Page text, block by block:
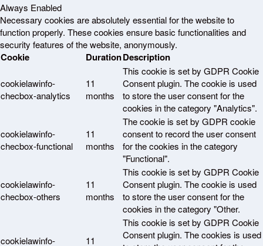
Always Enabled
Necessary cookies are absolutely essential for the website to
function properly. These cookies ensure basic functionalities and
security features of the website, anonymously.
Cookie DurationDescription
cookielawinfo-
checbox-analytics
11
months
This cookie is set by GDPR Cookie
Consent plugin. The cookie is used
to store the user consent for the
cookies in the category "Analytics".
cookielawinfo-
checbox-functional
11
months
The cookie is set by GDPR cookie
consent to record the user consent
for the cookies in the category
"Functional".
cookielawinfo-
checbox-others
11
months
This cookie is set by GDPR Cookie
Consent plugin. The cookie is used
to store the user consent for the
cookies in the category "Other.
cookielawinfo-
11
This cookie is set by GDPR Cookie
Consent plugin. The cookies is used